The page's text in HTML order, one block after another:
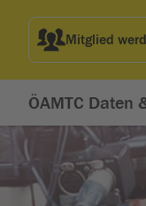
Mitglied
ÖAMTC Daten